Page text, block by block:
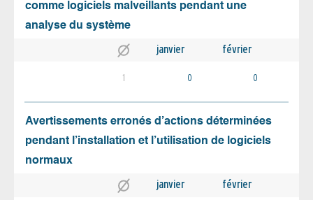
comme logiciels malveillants pendant une
analyse du système
janvier février
1 0 0
Avertissements erronés d’actions déterminées
pendant l’installation et l’utilisation de logiciels
normaux
janvier février